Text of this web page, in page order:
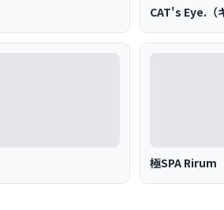
CAT's Eye.（
極SPA Rirum